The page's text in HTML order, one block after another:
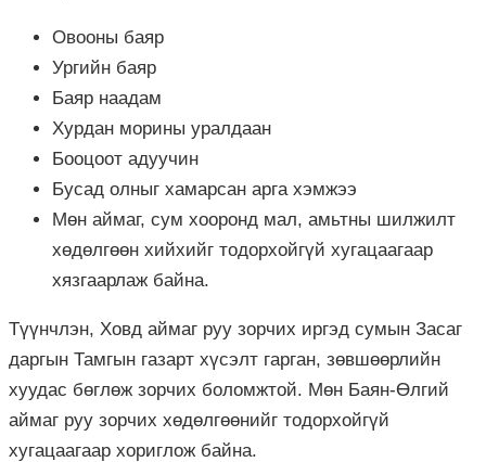
Овооны баяр
Ургийн баяр
Баяр наадам
Хурдан морины уралдаан
Бооцоот адуучин
Бусад олныг хамарсан арга хэмжээ
Мөн аймаг, сум хооронд мал, амьтны шилжилт
хөдөлгөөн хийхийг тодорхойгүй хугацаагаар
хязгаарлаж байна.
Түүнчлэн, Ховд аймаг руу зорчих иргэд сумын Засаг
даргын Тамгын газарт хүсэлт гарган, зөвшөөрлийн
хуудас бөглөж зорчих боломжтой. Мөн Баян-Өлгий
аймаг руу зорчих хөдөлгөөнийг тодорхойгүй
хугацаагаар хориглож байна.